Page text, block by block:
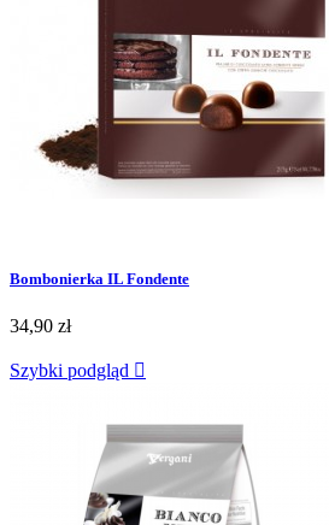
Bombonierka IL Fondente
34,90 zł
Szybki podgląd 